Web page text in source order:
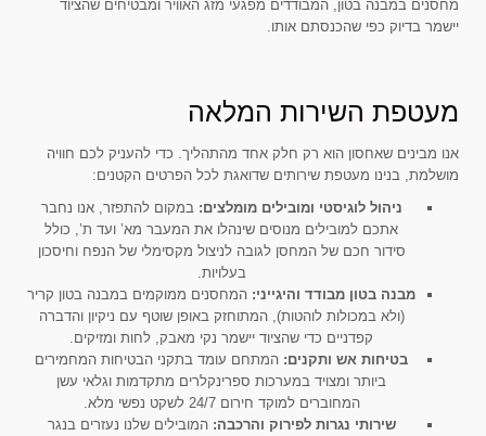
מחסנים במבנה בטון, המבודדים מפגעי מזג האוויר ומבטיחים שהציוד
יישמר בדיוק כפי שהכנסתם אותו.
מעטפת השירות המלאה
אנו מבינים שאחסון הוא רק חלק אחד מהתהליך. כדי להעניק לכם חוויה
מושלמת, בנינו מעטפת שירותים שדואגת לכל הפרטים הקטנים:
ניהול לוגיסטי ומובילים מומלצים: במקום להתפזר, אנו נחבר
אתכם למובילים מנוסים שינהלו את המעבר מא’ ועד ת’, כולל
סידור חכם של המחסן לגובה לניצול מקסימלי של הנפח וחיסכון
בעלויות.
מבנה בטון מבודד והיגייני: המחסנים ממוקמים במבנה בטון קריר
(ולא במכולות לוהטות), המתוחזק באופן שוטף עם ניקיון והדברה
קפדניים כדי שהציוד יישמר נקי מאבק, לחות ומזיקים.
בטיחות אש ותקנים: המתחם עומד בתקני הבטיחות המחמירים
ביותר ומצויד במערכות ספרינקלרים מתקדמות וגלאי עשן
המחוברים למוקד חירום 24/7 לשקט נפשי מלא.
שירותי נגרות לפירוק והרכבה: המובילים שלנו נעזרים בנגר